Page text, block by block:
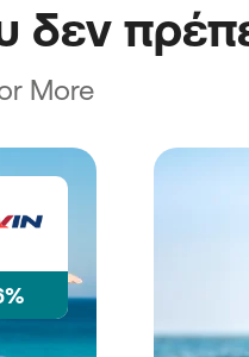
More